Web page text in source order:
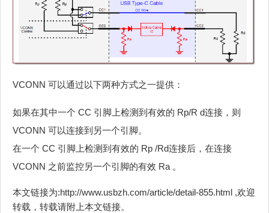
VCONN 可以通过以下两种方式之一提供：
如果在其中一个 CC 引脚上检测到有效的 Rp/R d连接，则
VCONN 可以连接到另一个引脚。
在一个 CC 引脚上检测到有效的 Rp /Rd连接后，在连接
VCONN 之前监控另一个引脚的有效 Ra 。
本文链接为:http://www.usbzh.com/article/detail-855.html ,欢迎
转载，转载请附上本文链接。